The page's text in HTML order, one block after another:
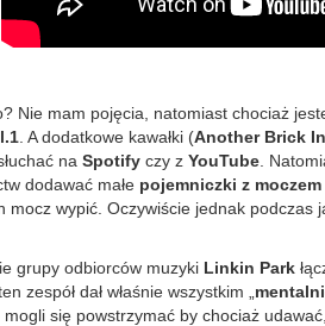
Nie mam pojęcia, natomiast chociaż
. A dodatkowe kawałki (Another Brick
na Spotify czy z YouTube .
dodawać małe pojemniczki z moczem
mocz wypić. Oczywiście jednak
grupy odbiorców muzyki Linkin Park
zespół dał właśnie wszystkim „
się powstrzymać by chociaż